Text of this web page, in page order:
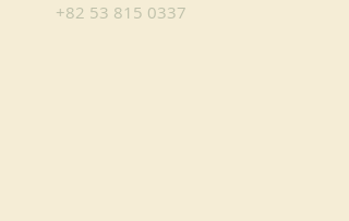
+82 53 815 0337